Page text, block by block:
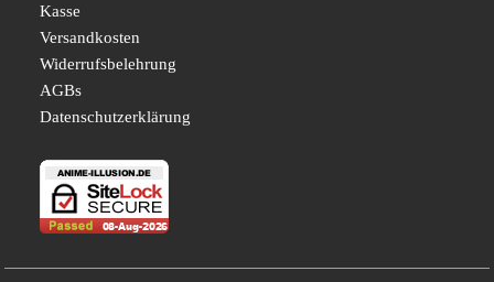
Kasse
Versandkosten
Widerrufsbelehrung
AGBs
Datenschutzerklärung